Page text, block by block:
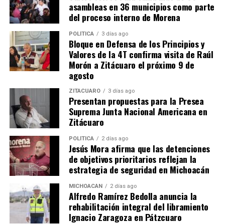
Me gusta esto:
Negocios, cultura y diversión
llevará el Michoacán al
tianguis turístico de méxico
12 marzo, 2013
En "Michoacán"
Tianguis Turístico México
2013
20 marzo, 2013
En "México"
asambleas en 36 municipios como parte
del proceso interno de Morena
POLÍTICA 3 días ago
Bloque en Defensa de los Principios y
Valores de la 4T confirma visita de Raúl
Morón a Zitácuaro el próximo 9 de
agosto
ZITÁCUARO 3 días ago
Presentan propuestas para la Presea
Suprema Junta Nacional Americana en
Zitácuaro
POLÍTICA 2 días ago
Jesús Mora afirma que las detenciones
de objetivos prioritarios reflejan la
estrategia de seguridad en Michoacán
MICHOACÁN 2 días ago
Alfredo Ramírez Bedolla anuncia la
rehabilitación integral del libramiento
Ignacio Zaragoza en Pátzcuaro